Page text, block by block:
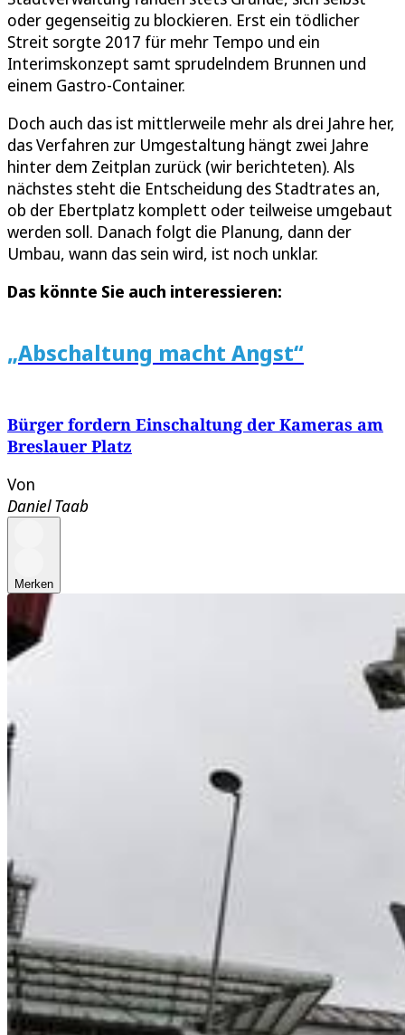
oder gegenseitig zu blockieren. Erst ein tödlicher
Streit sorgte 2017 für mehr Tempo und ein
Interimskonzept samt sprudelndem Brunnen und
einem Gastro-Container.
Doch auch das ist mittlerweile mehr als drei Jahre her,
das Verfahren zur Umgestaltung hängt zwei Jahre
hinter dem Zeitplan zurück (wir berichteten). Als
nächstes steht die Entscheidung des Stadtrates an,
ob der Ebertplatz komplett oder teilweise umgebaut
werden soll. Danach folgt die Planung, dann der
Umbau, wann das sein wird, ist noch unklar.
Das könnte Sie auch interessieren:
„Abschaltung macht Angst“
Bürger fordern Einschaltung der Kameras am
Breslauer Platz
Von
Daniel Taab
Merken